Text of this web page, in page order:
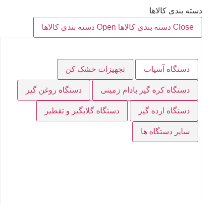
دسته بندی کالاها
Close دسته بندی کالاها
Open دسته بندی کالاها
دستگاه آسیاب تجهیزات خشک کن
دستگاه کره گیر بادام زمینی دستگاه روغن گیر
دستگاه ارده گیر دستگاه گلابگیر و تقطیر
سایر دستگاه ها